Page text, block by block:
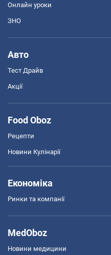
Онлайн уроки
ЗНО
Авто
Тест Драйв
Акції
Food Oboz
Рецепти
Новини Кулінарії
Економіка
Ринки та компанії
MedOboz
Новини медицини